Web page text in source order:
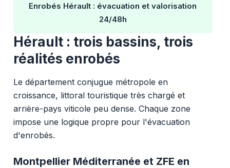
Enrobés Hérault : évacuation et valorisation
24/48h
Hérault : trois bassins, trois
réalités enrobés
Le département conjugue métropole en
croissance, littoral touristique très chargé et
arrière-pays viticole peu dense. Chaque zone
impose une logique propre pour l'évacuation
d'enrobés.
Montpellier Méditerranée et ZFE en